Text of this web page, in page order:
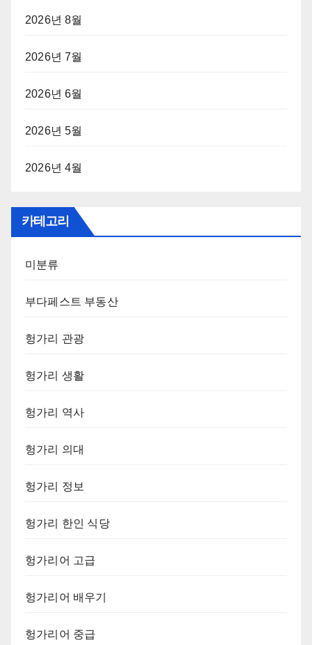
2026년 8월
2026년 7월
2026년 6월
2026년 5월
2026년 4월
카테고리
미분류
부다페스트 부동산
헝가리 관광
헝가리 생활
헝가리 역사
헝가리 의대
헝가리 정보
헝가리 한인 식당
헝가리어 고급
헝가리어 배우기
헝가리어 중급